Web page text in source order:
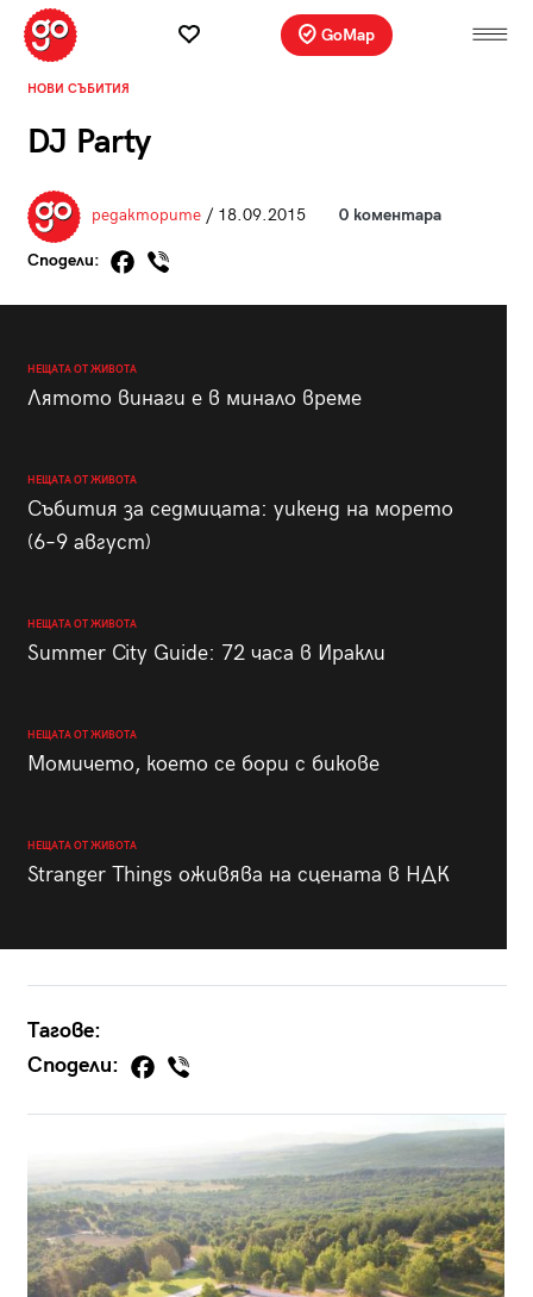
GoMap
НОВИ СЪБИТИЯ
DJ Party
редакторите/ 18.09.2015 0 коментара
Сподели:
НЕЩАТА ОТ ЖИВОТА
Лятото винаги е в минало време
НЕЩАТА ОТ ЖИВОТА
Събития за седмицата: уикенд на морето
(6–9 август)
НЕЩАТА ОТ ЖИВОТА
Summer City Guide: 72 часа в Иракли
НЕЩАТА ОТ ЖИВОТА
Момичето, което се бори с бикове
НЕЩАТА ОТ ЖИВОТА
Stranger Things оживява на сцената в НДК
Тагове:
Сподели: